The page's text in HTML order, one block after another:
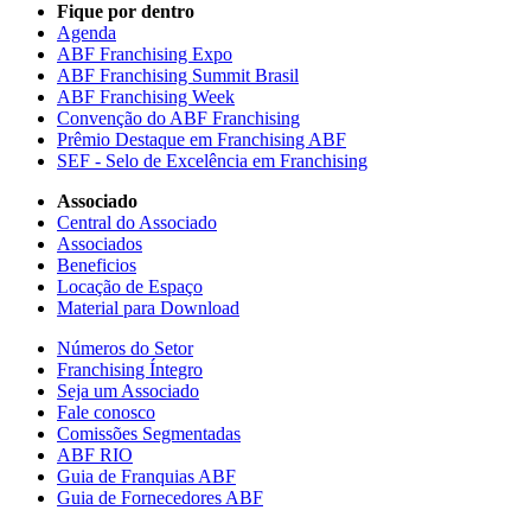
Fique por dentro
Agenda
ABF Franchising Expo
ABF Franchising Summit Brasil
ABF Franchising Week
Convenção do ABF Franchising
Prêmio Destaque em Franchising ABF
SEF - Selo de Excelência em Franchising
Associado
Central do Associado
Associados
Beneficios
Locação de Espaço
Material para Download
Números do Setor
Franchising Íntegro
Seja um Associado
Fale conosco
Comissões Segmentadas
ABF RIO
Guia de Franquias ABF
Guia de Fornecedores ABF